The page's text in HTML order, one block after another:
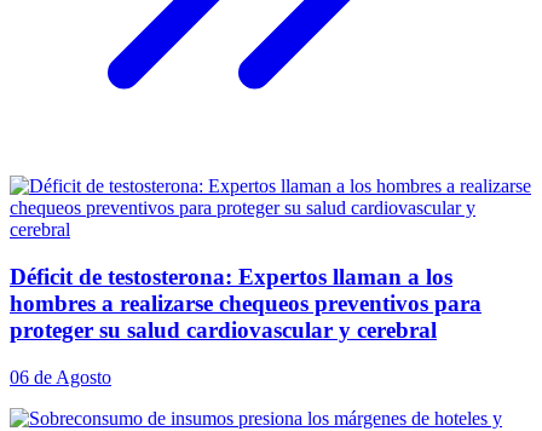
Déficit de testosterona: Expertos llaman a los
hombres a realizarse chequeos preventivos para
proteger su salud cardiovascular y cerebral
06 de Agosto